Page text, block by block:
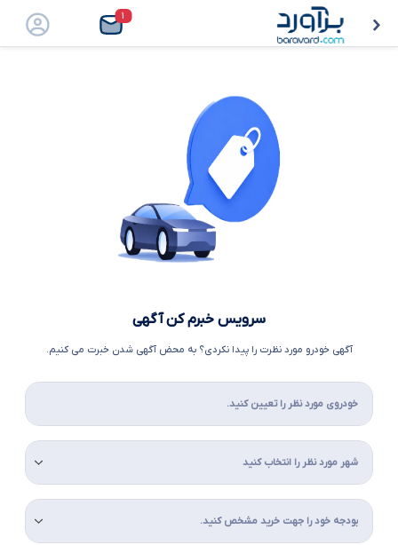
سرویس خبرم کن آگهی
آگهی خودرو مورد نظرت را پیدا نکردی؟ به محض آگهی شدن خبرت می کنیم.